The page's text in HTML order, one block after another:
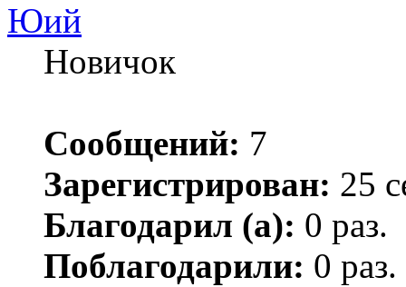
Юий
Новичок
Сообщений: 7
Зарегистрирован: 25
Благодарил (а): 0 раз.
Поблагодарили: 0 раз.